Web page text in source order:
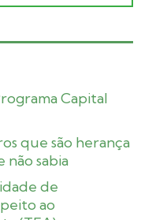
Capital
que são herança
sabia
de
ao